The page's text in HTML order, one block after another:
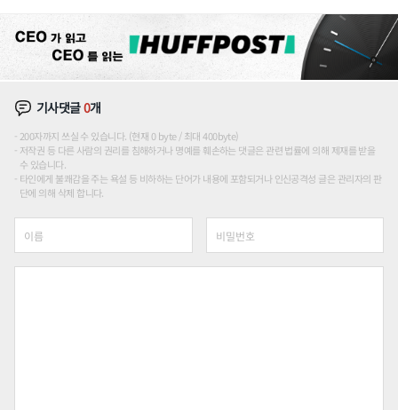
기사댓글0개
200자까지 쓰실 수 있습니다. (현재 0 byte / 최대 400byte)
저작권 등 다른 사람의 권리를 침해하거나 명예를 훼손하는 댓글은 관련 법률에 의해 제재를 받을
수 있습니다.
타인에게 불쾌감을 주는 욕설 등 비하하는 단어가 내용에 포함되거나 인신공격성 글은 관리자의 판
단에 의해 삭제 합니다.